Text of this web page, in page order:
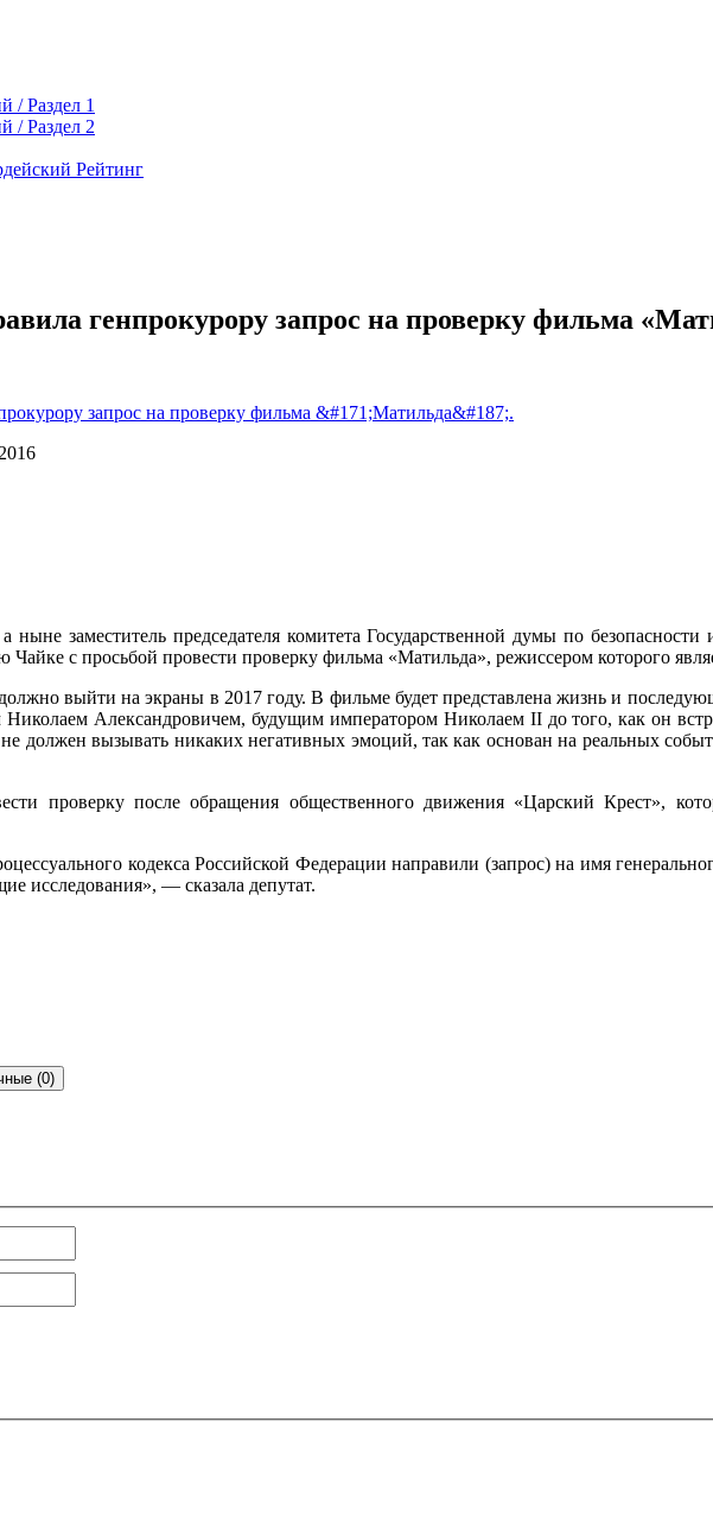
/ Раздел 1
/ Раздел 2
Рейтинг
генпрокурору запрос на проверку фильма
запрос на проверку фильма &#171;Матильда&#187;.
заместитель председателя комитета Государственной думы по
с просьбой провести проверку фильма «Матильда», режиссером которого
выйти на экраны в 2017 году. В фильме будет представлена жизнь и
Николаем Александровичем, будущим императором Николаем II до того, как он
должен вызывать никаких негативных эмоций, так как основан на реальных
проверку после обращения общественного движения «Царский Крест»,
кодекса Российской Федерации направили (запрос) на имя
исследования», — сказала депутат.
(0)